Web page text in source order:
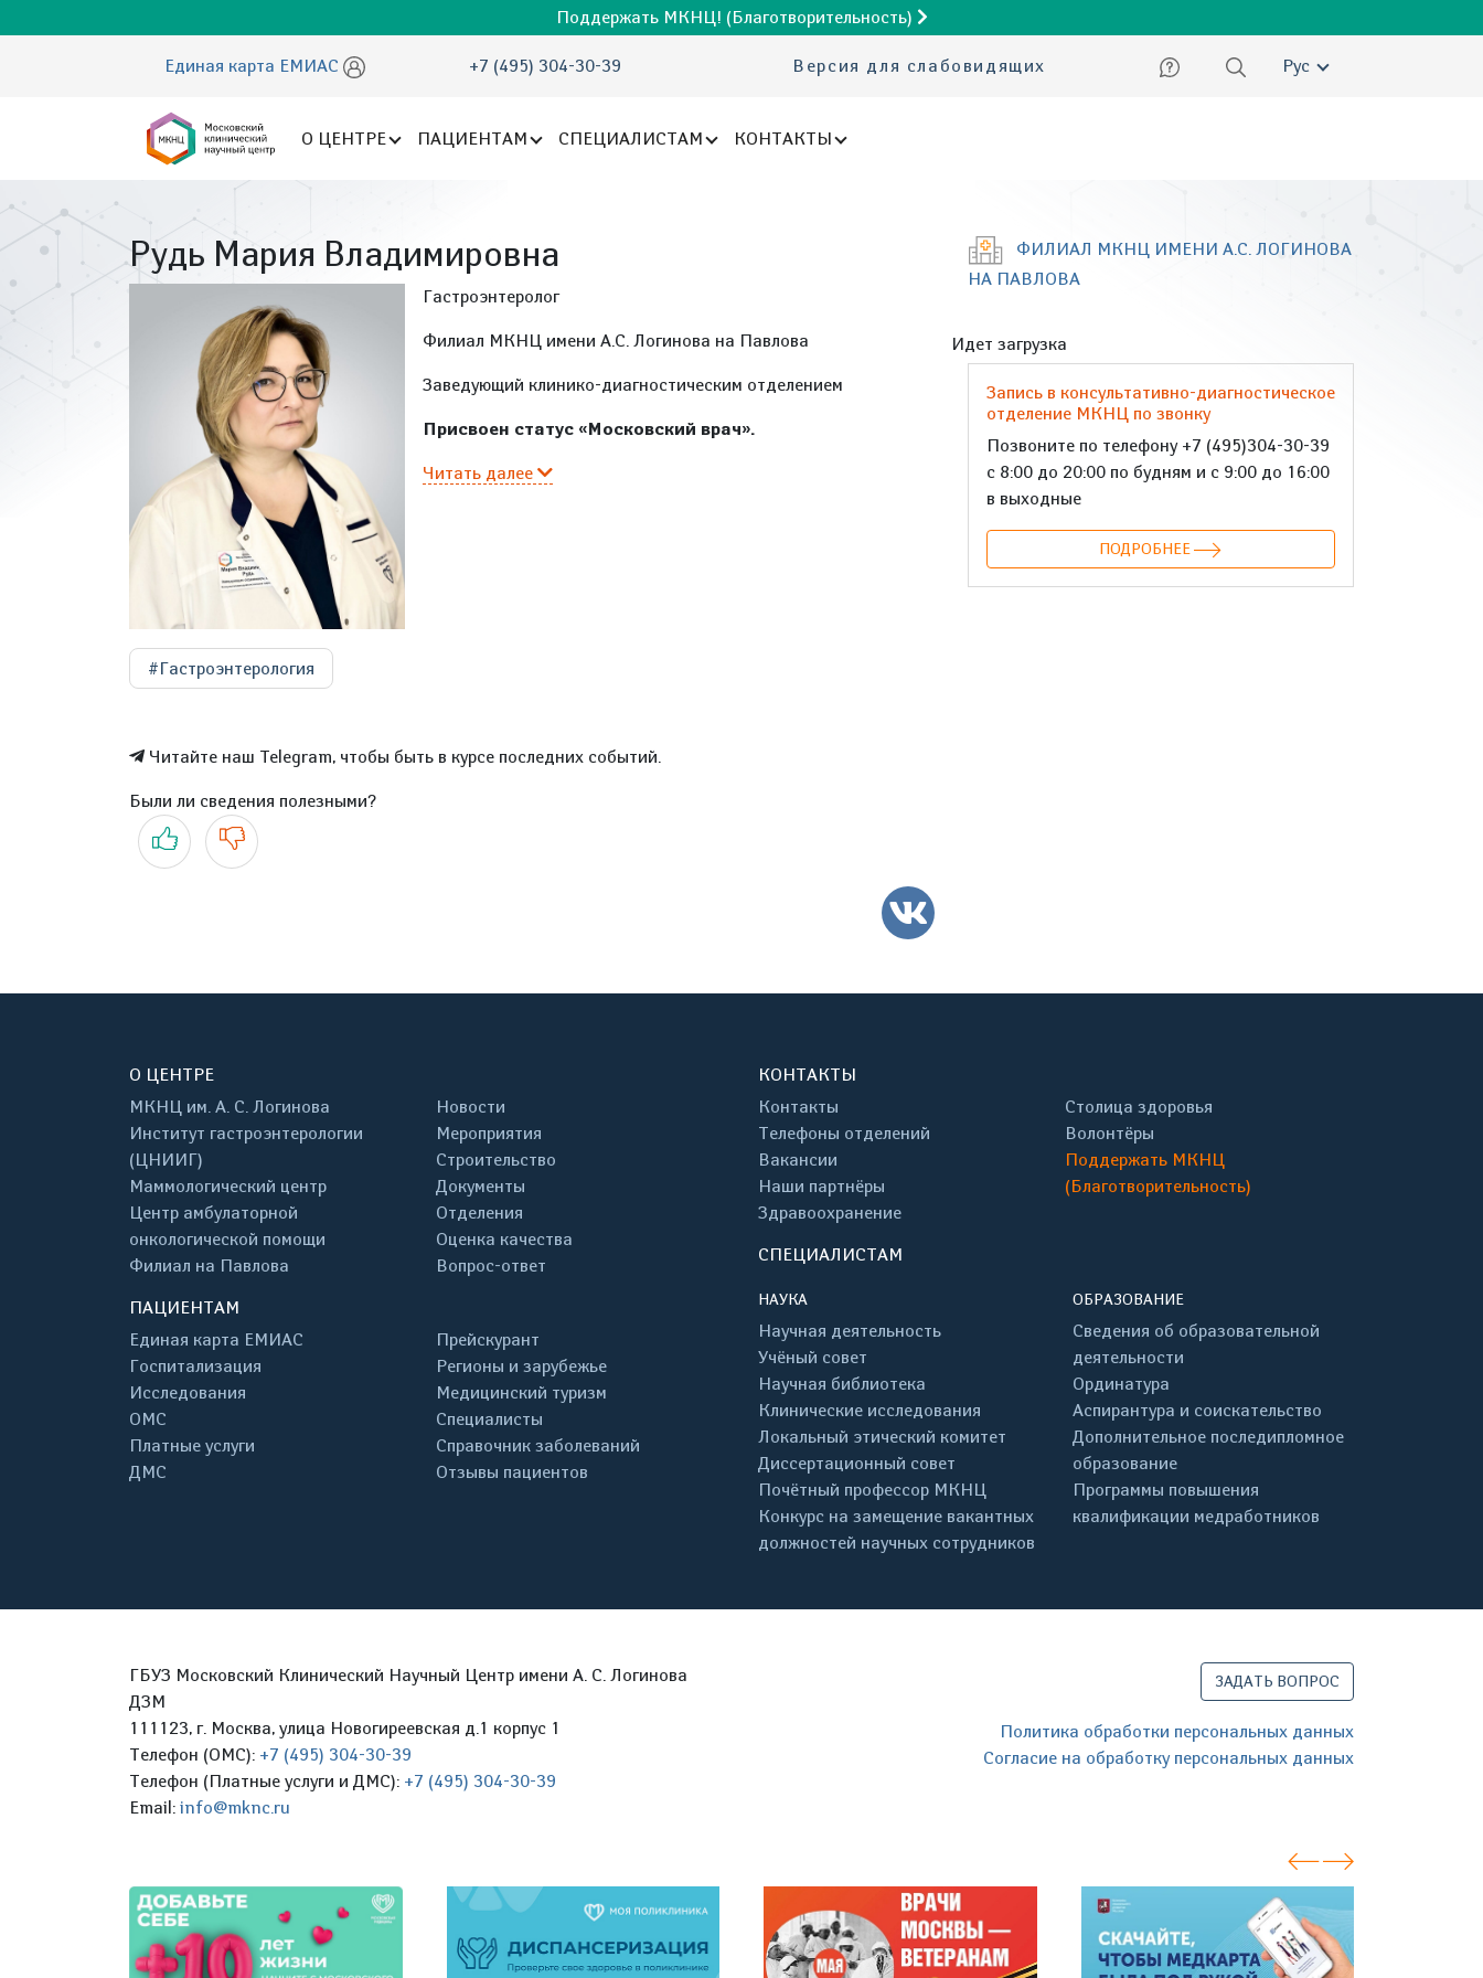
Поддержать МКНЦ! (Благотворительность)
Единая карта ЕМИАС +7 (495) 304-30-39 Версия для слабовидящих Русский
О ЦЕНТРЕ ПАЦИЕНТАМ СПЕЦИАЛИСТАМ КОНТАКТЫ
Рудь Мария Владимировна
Гастроэнтеролог
Филиал МКНЦ имени А.С. Логинова на Павлова
Заведующий клинико-диагностическим отделением
Присвоен статус «Московский врач».
Читать далее
#Гастроэнтерология
Читайте наш Telegram, чтобы быть в курсе последних событий.
Были ли сведения полезными?
Да
ВКонтакте
ФИЛИАЛ МКНЦ ИМЕНИ А.С. ЛОГИНОВА
НА ПАВЛОВА
Идет загрузка
Запись в консультативно-диагностическое
отделение МКНЦ по звонку
Позвоните по телефону +7 (495)304-30-39
с 8:00 до 20:00 по будням и с 9:00 до 16:00
в выходные
ПОДРОБНЕЕ
О ЦЕНТРЕ
МКНЦ им. А. С. Логинова
Институт гастроэнтерологии
(ЦНИИГ)
Маммологический центр
Центр амбулаторной
онкологической помощи
Филиал на Павлова
Новости
Мероприятия
Строительство
Документы
Отделения
Оценка качества
Вопрос-ответ
ПАЦИЕНТАМ
Единая карта ЕМИАС
Госпитализация
Исследования
ОМС
Платные услуги
ДМС
Прейскурант
Регионы и зарубежье
Медицинский туризм
Специалисты
Справочник заболеваний
Отзывы пациентов
КОНТАКТЫ
Контакты
Телефоны отделений
Вакансии
Наши партнёры
Здравоохранение
Столица здоровья
Волонтёры
Поддержать МКНЦ
(Благотворительность)
СПЕЦИАЛИСТАМ
НАУКА
Научная деятельность
Учёный совет
Научная библиотека
Клинические исследования
Локальный этический комитет
Диссертационный совет
Почётный профессор МКНЦ
Конкурс на замещение вакантных
должностей научных сотрудников
ОБРАЗОВАНИЕ
Сведения об образовательной
деятельности
Ординатура
Аспирантура и соискательство
Дополнительное последипломное
образование
Программы повышения
квалификации медработников
ГБУЗ Московский Клинический Научный Центр имени А. С. Логинова
ДЗМ
111123, г. Москва, улица Новогиреевская д.1 корпус 1
Телефон (ОМС): +7 (495) 304-30-39
Телефон (Платные услуги и ДМС): +7 (495) 304-30-39
Email: info@mknc.ru
ЗАДАТЬ ВОПРОС
Политика обработки персональных данных
Согласие на обработку персональных данных